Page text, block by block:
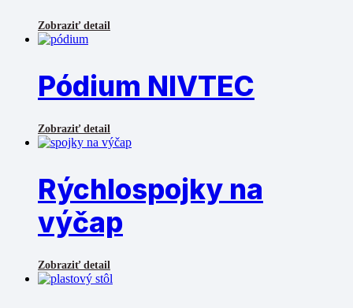
Zobraziť detail
Pódium NIVTEC
Zobraziť detail
Rýchlospojky na
výčap
Zobraziť detail